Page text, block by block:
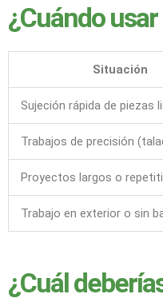
¿Cuándo
Situación
Sujeción rápida de piezas
Trabajos de precisión
Proyectos largos o
Trabajo en exterior o sin
¿Cuál